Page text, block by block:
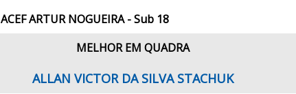
ACEF ARTUR NOGUEIRA - Sub 18
MELHOR EM QUADRA
ALLAN VICTOR DA SILVA STACHUK